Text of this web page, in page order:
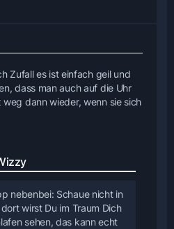
Zufall es ist einfach geil und
dass man auch auf die Uhr
dann wieder, wenn sie sich
nebenbei: Schaue nicht in
wirst Du im Traum Dich
sehen, das kann echt